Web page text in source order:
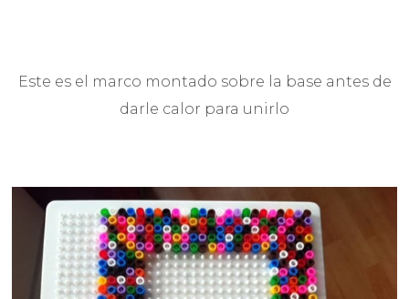
Este es el marco montado sobre la base antes de
darle calor para unirlo